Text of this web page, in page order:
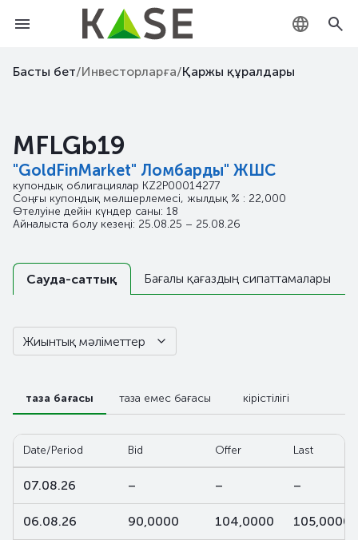
KZ
Басты бет/Инвесторларға/Қаржы құралдары
MFLGb19
"GoldFinMarket" Ломбарды" ЖШС
купондық облигациялар KZ2P00014277
Соңғы купондық мөлшерлемесі, жылдық % : 22,000
Өтелуіне дейін күндер саны: 18
Айналыста болу кезеңі: 25.08.25 – 25.08.26
Сауда-саттық Бағалы қағаздың сипаттамалары
Жиынтық мәліметтер
таза бағасы таза емес бағасы кірістілігі
Date/Period Bid Offer Last
07.08.26 – – –
06.08.26 90,0000 104,0000 105,0000